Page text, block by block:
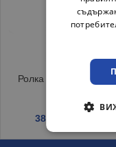
Ролка термо етикети
38.60